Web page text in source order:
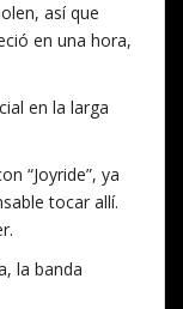
así que
en una hora,
en la larga
“Joyride”, ya
tocar allí.
la banda